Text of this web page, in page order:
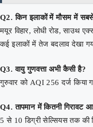
Q2. किन इलाकों में मौसम में सबसे
मयूर विहार, लोधी रोड, साउथ
कई इलाकों में तेज बदलाव देखा
Q3. वायु गुणवत्ता अभी कैसी है?
गुरुवार को AQI 256 दर्ज किया
Q4. तापमान में कितनी गिरावट
5 से 10 डिग्री सेल्सियस तक की